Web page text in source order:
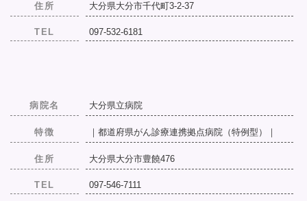
住所 大分県大分市千代町3-2-37
TEL 097-532-6181
病院名 大分県立病院
特徴 ｜都道府県がん診療連携拠点病院（特例型）｜
住所 大分県大分市豊饒476
TEL 097-546-7111